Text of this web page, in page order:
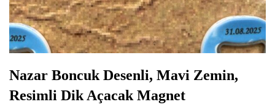
Nazar Boncuk Desenli, Mavi Zemin,
Resimli Dik Açacak Magnet